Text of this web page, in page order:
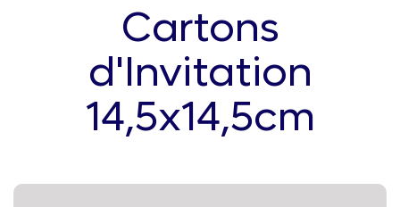
Cartons
d'Invitation
14,5x14,5cm